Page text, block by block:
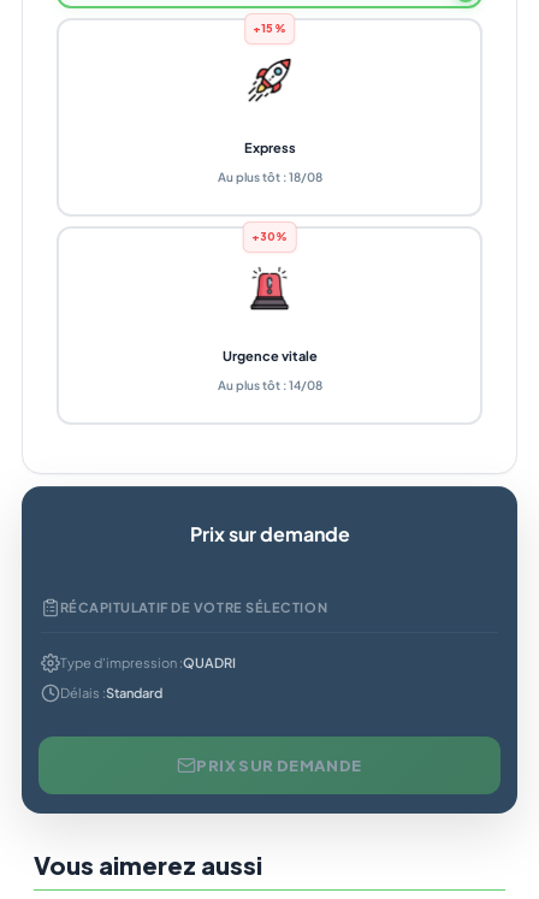
+15%
Express
Au plus tôt : 18/08
+30%
Urgence vitale
Au plus tôt : 14/08
Prix sur demande
RÉCAPITULATIF DE VOTRE SÉLECTION
Type d'impression :QUADRI
Délais :Standard
PRIX SUR DEMANDE
Vous aimerez aussi
2
En stock 1
En stock En